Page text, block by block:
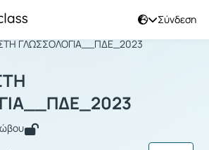
Σύνδεση
ΓΛΩΣΣΟΛΟΓΙΑ__ΠΔΕ_2023
ΣΤΗ